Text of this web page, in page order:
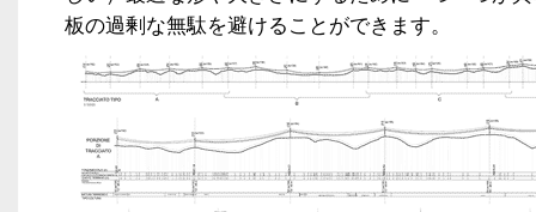
板の過剰な無駄を避けることができます。